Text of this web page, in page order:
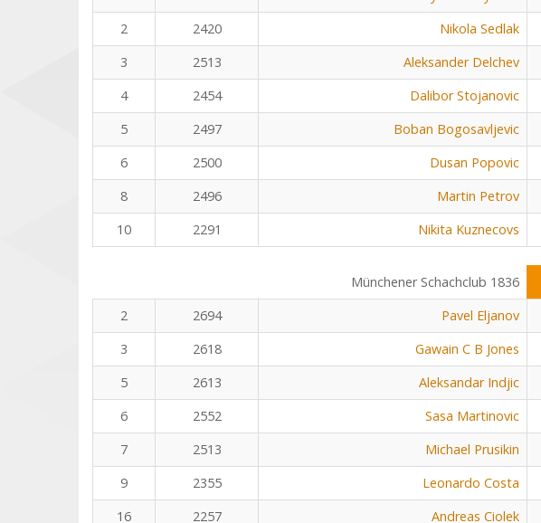
2
2420 Nikola Sedlak
3
2513 Aleksander Delchev
4
2454 Dalibor Stojanovic
5
2497 Boban Bogosavljevic
6
2500 Dusan Popovic
8
2496 Martin Petrov
10
2291 Nikita Kuznecovs
Münchener Schachclub 1836
2
2694 Pavel Eljanov
3
2618 Gawain C B Jones
5
2613 Aleksandar Indjic
6
2552 Sasa Martinovic
7
2513 Michael Prusikin
9
2355 Leonardo Costa
16
2257 Andreas Ciolek